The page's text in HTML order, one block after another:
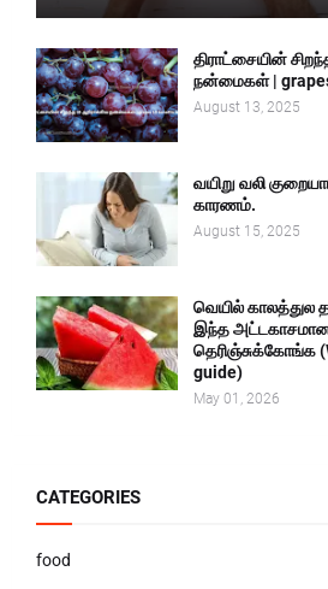
திராட்சையின்
நன்மைகள் |
August 13, 2025
வயிறு வலி
காரணம்.
August 15, 2025
வெயில் காலத்துல
இந்த அட்டகாசமான
தெரிஞ்சுக்கோங்க
guide)
May 01, 2026
CATEGORIES
food